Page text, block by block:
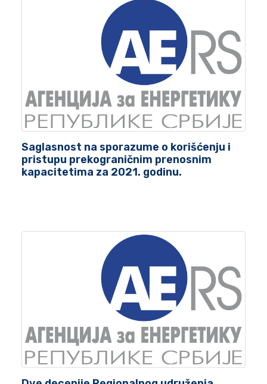
Saglasnost na sporazume o korišćenju i
pristupu prekograničnim prenosnim
kapacitetima za 2021. godinu.